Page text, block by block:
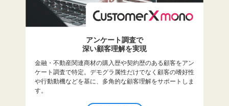
アンケート調査で
深い顧客理解を実現
金融・不動産関連商材の購入歴や契約歴のある顧客をアン
ケート調査で特定。デモグラ属性だけでなく顧客の嗜好性
や行動動機などを基に、多角的な顧客理解をサポートしま
す。